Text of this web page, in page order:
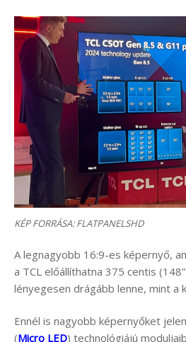
KÉP FORRÁSA: FLATPANELSHD
A legnagyobb 16:9-es képernyő,
a TCL előállíthatna 375 centis
lényegesen drágább lenne, mint a
Ennél is nagyobb képernyőket
(Micro LED) technológiájú